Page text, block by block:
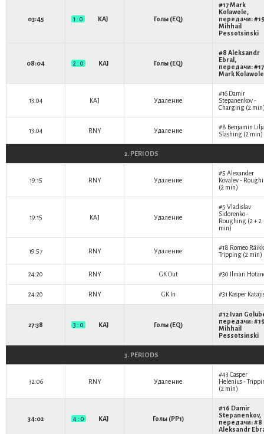
03:45 1 : 0 KAJ Голы (EQ)
#17Mark
Kolawole,
передачи:
Mihhail
Pessotsinski
08:04 2 : 0 KAJ Голы (EQ)
#8 Aleksandr
Ebral,
передачи: #17
Mark Kolawole
13:04 KAJ Удаление
#16 Damir
Stepanenkov-
Charging (2
13:04 RNY Удаление #8 Benjamin
Slashing (2 min)
2. PERIODS
19:15 RNY Удаление
#5 Alexander
Kovalev-
(2 min)
19:15 KAJ Удаление
#5 Vladislav
Sidorenko-
Roughing (2 + 2
min)
19:57 RNY Удаление #18 Romeo
Tripping (2 min)
24:20 RNY GK Out #30 Ilmari
24:20 RNY GK In #31 Kasper
27:38 3 : 0 KAJ Голы (EQ)
#12 Ivan
передачи:
Mihhail
Pessotsinski
3. PERIODS
32:06 RNY Удаление
#43 Casper
Helenius-
(2 min)
34:02 4 : 0 KAJ Голы (PP1)
#16 Damir
Stepanenkov,
передачи: #8
Aleksandr